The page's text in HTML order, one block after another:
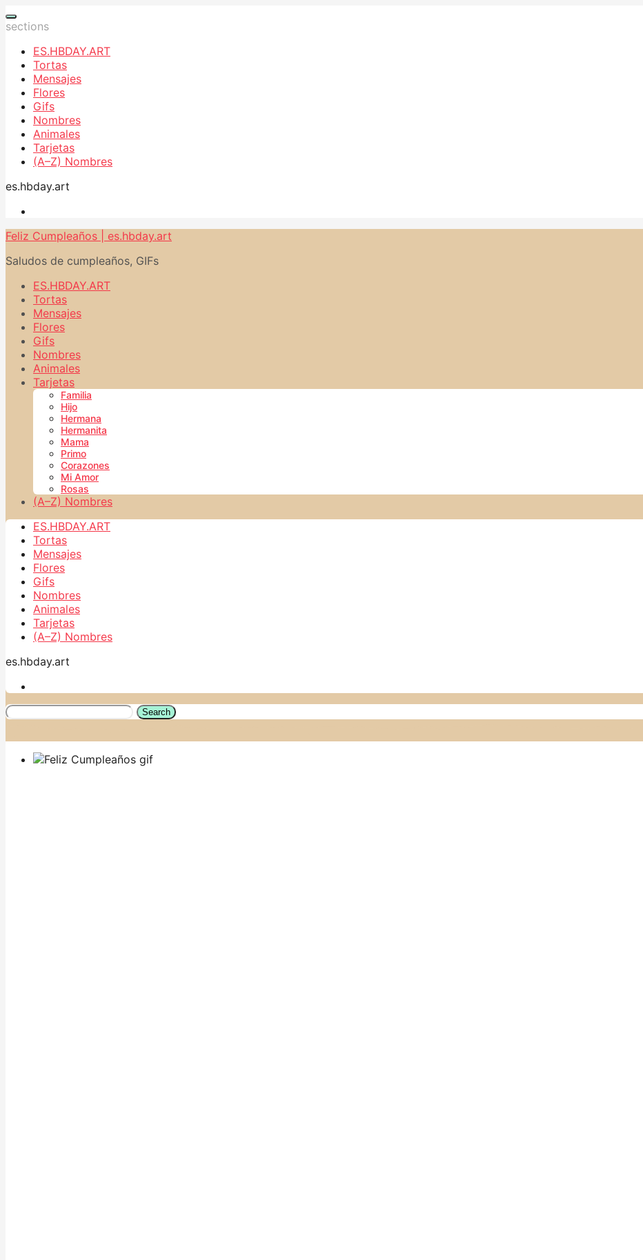
sections
ES.HBDAY.ART
Tortas
Mensajes
Flores
Gifs
Nombres
Animales
Tarjetas
(A–Z) Nombres
es.hbday.art
Feliz Cumpleaños | es.hbday.art
Saludos de cumpleaños, GIFs
ES.HBDAY.ART
Tortas
Mensajes
Flores
Gifs
Nombres
Animales
Tarjetas
Familia
Hijo
Hermana
Hermanita
Mama
Primo
Corazones
Mi Amor
Rosas
(A–Z) Nombres
ES.HBDAY.ART
Tortas
Mensajes
Flores
Gifs
Nombres
Animales
Tarjetas
(A–Z) Nombres
es.hbday.art
Search